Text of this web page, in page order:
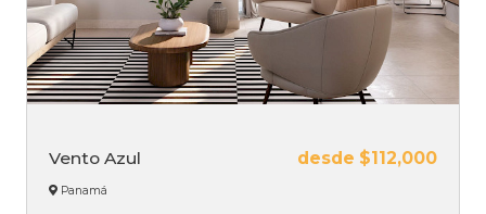
Vento Azul desde $112,000
Panamá